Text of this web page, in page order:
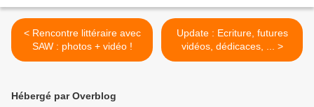
< Rencontre littéraire avec
SAW : photos + vidéo !
Update : Ecriture, futures
vidéos, dédicaces, ... >
Hébergé par Overblog